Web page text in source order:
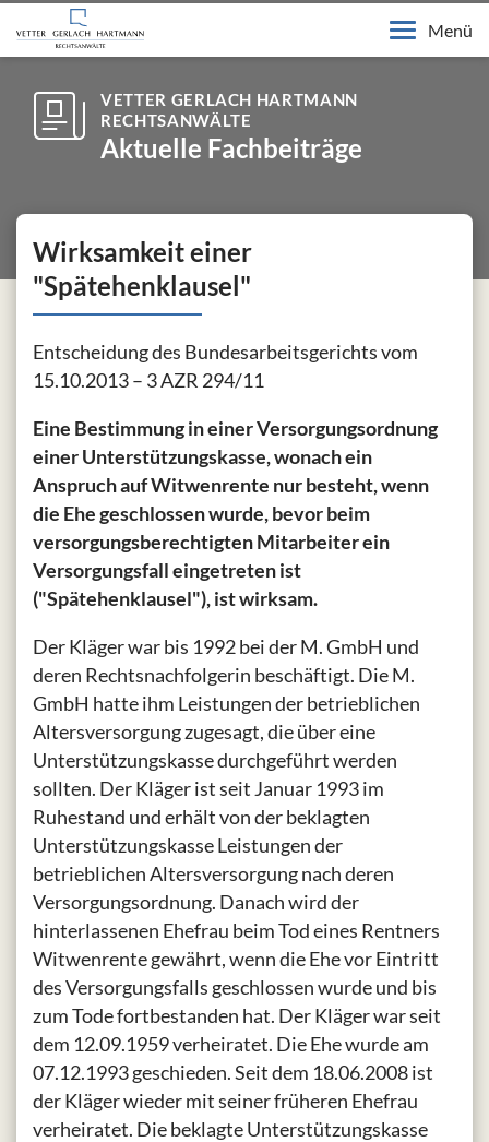
Menü
VETTER GERLACH HARTMANN
RECHTSANWÄLTE
Aktuelle Fachbeiträge
Wirksamkeit einer
"Spätehenklausel"
Entscheidung des Bundesarbeitsgerichts vom
15.10.2013 – 3 AZR 294/11
Eine Bestimmung in einer Versorgungsordnung
einer Unterstützungskasse, wonach ein
Anspruch auf Witwenrente nur besteht, wenn
die Ehe geschlossen wurde, bevor beim
versorgungsberechtigten Mitarbeiter ein
Versorgungsfall eingetreten ist
("Spätehenklausel"), ist wirksam.
Der Kläger war bis 1992 bei der M. GmbH und
deren Rechtsnachfolgerin beschäftigt. Die M.
GmbH hatte ihm Leistungen der betrieblichen
Altersversorgung zugesagt, die über eine
Unterstützungskasse durchgeführt werden
sollten. Der Kläger ist seit Januar 1993 im
Ruhestand und erhält von der beklagten
Unterstützungskasse Leistungen der
betrieblichen Altersversorgung nach deren
Versorgungsordnung. Danach wird der
hinterlassenen Ehefrau beim Tod eines Rentners
Witwenrente gewährt, wenn die Ehe vor Eintritt
des Versorgungsfalls geschlossen wurde und bis
zum Tode fortbestanden hat. Der Kläger war seit
dem 12.09.1959 verheiratet. Die Ehe wurde am
07.12.1993 geschieden. Seit dem 18.06.2008 ist
der Kläger wieder mit seiner früheren Ehefrau
verheiratet. Die beklagte Unterstützungskasse